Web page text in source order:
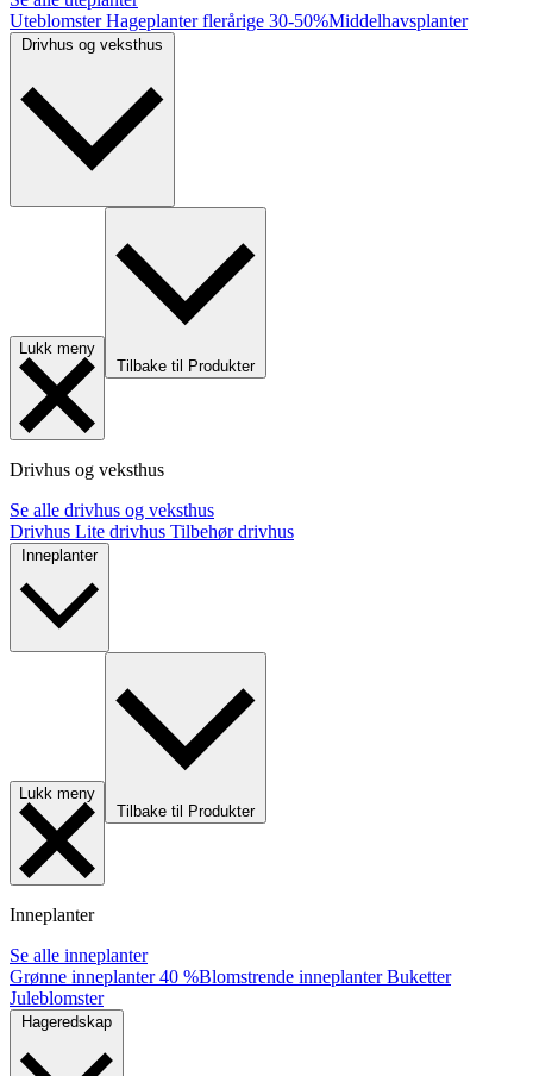
UteblomsterHageplanter flerårige 30-50%Middelhavsplanter
Lukk meny
Tilbake til Produkter
Drivhus og veksthus
Se alle drivhus og veksthus
Drivhus Lite drivhus Tilbehør drivhus
Inneplanter
Lukk meny
Tilbake til Produkter
Inneplanter
Se alle inneplanter
Grønne inneplanter40 %Blomstrende inneplanterBuketter
Juleblomster